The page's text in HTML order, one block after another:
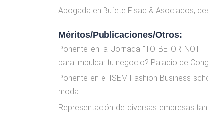
Abogada en Bufete Fisac & Asociados,
Méritos/Publicaciones/Otros:
Ponente en la Jornada "TO BE OR NOT
para impuldar tu negocio? Palacio de
Ponente en el ISEM Fashion Business
moda".
Representación de diversas empresas